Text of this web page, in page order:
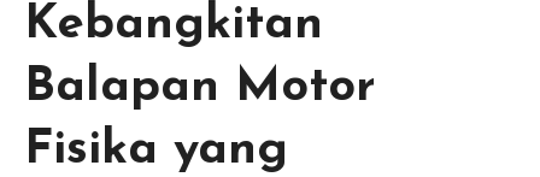
Kebangkitan
Balapan Motor
Fisika yang